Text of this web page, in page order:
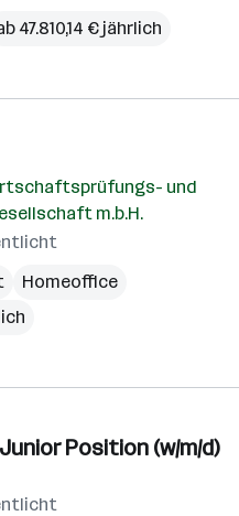
47.810,14 € jährlich
und
m.b.H.
Homeoffice
Position (w/m/d)